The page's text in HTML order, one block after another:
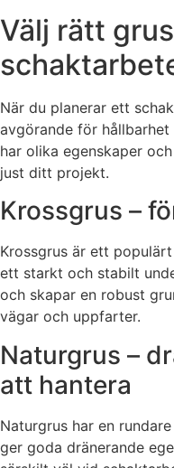
Välj rätt
När du planerar ett
avgörande för
har olika egenskaper
just ditt projekt.
Krossgrus –
Krossgrus är ett
ett starkt och stabilt
och skapar en robust
vägar och uppfarter.
Naturgrus –
att hantera
Naturgrus har en
ger goda dränerande